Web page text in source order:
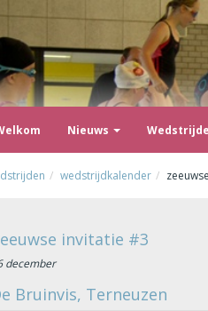
Nieuws
wedstrijdkalender
invitatie #3
december
Bruinvis, Terneuzen